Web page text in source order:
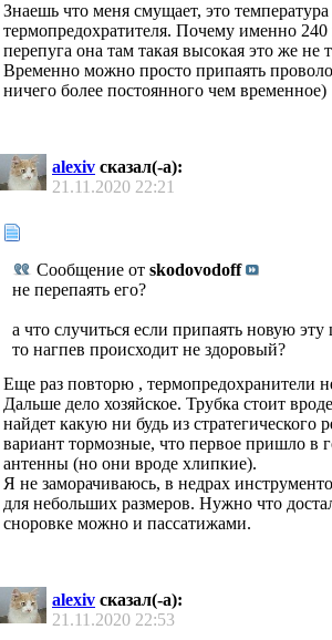
Знаешь что меня смущает, это температура
термопредохратителя. Почему именно 240
перепуга она там такая высокая это же не
Временно можно просто припаять
ничего более постоянного чем временное)
alexiv сказал(-а):
21.11.2020 22:21
Сообщение от skodovodoff
не перепаять его?
а что случиться если припаять новую
то нагпев происходит не здоровый?
Еще раз повторю , термопредохранители
Дальше дело хозяйское. Трубка стоит
найдет какую ни будь из стратегического
вариант тормозные, что первое пришло в
антенны (но они вроде хлипкие).
Я не заморачиваюсь, в недрах
для небольших размеров. Нужно что
сноровке можно и пассатижами.
alexiv сказал(-а):
21.11.2020 22:53